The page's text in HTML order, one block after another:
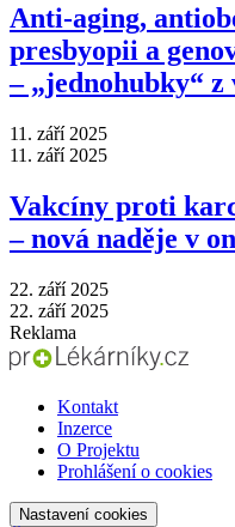
Anti‑aging,
presbyopii a
–⁠ „jednohubky“ z
11. září 2025
11. září 2025
Vakcíny proti
–⁠ nová naděje v
22. září 2025
22. září 2025
Reklama
Kontakt
Inzerce
O Projektu
Prohlášení o cookies
Nastavení cookies